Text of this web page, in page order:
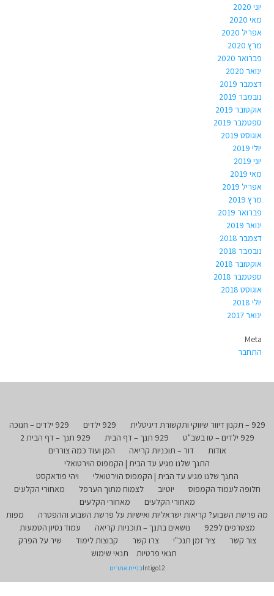
יוני 2020
מאי 2020
אפריל 2020
מרץ 2020
פברואר 2020
ינואר 2020
דצמבר 2019
נובמבר 2019
אוקטובר 2019
ספטמבר 2019
אוגוסט 2019
יולי 2019
יוני 2019
מאי 2019
אפריל 2019
מרץ 2019
פברואר 2019
ינואר 2019
דצמבר 2018
נובמבר 2018
אוקטובר 2018
ספטמבר 2018
אוגוסט 2018
יולי 2018
ינואר 2017
Meta
התחבר
929 – תקנון דיוור שיווקי ותקשורת דיגיטלית 929 ילדים
929 ילדים – חנוכה
929 ילדים – טו בשב"ט
929 תנך – דף הבית
929 תנך – דף הבית 2
אודות
דור – תוכניות קריאה
המן ועוד כמה צוררים
התנך שלנו מגיע עד הבית | הקמפוס הוירטואלי
התנך שלנו מגיע עד הבית | הקמפוס הוירטואלי
ויהי פודאקסט
חלופה לעמוד הקמפוס
יוטיוב לצמוח מתוך הערפל
מאחורי הקלעים
מאחורי הקלעים
מאחורי הקלעים
מה פרשת השבוע? קריאות ישראליות ואישיות על פרשת השבוע וההפטרה
מפות
מצטרפים ל929
נושאים בתנך – תוכניות קריאה
עמוד נסיון הטמעות
צור קשר
ציר זמן תנכ"י צרו קשר קבוצות לימוד
שיר על הפרק
תנאי פרטיות
תנאי שימוש
Intigo12בניית אתרים